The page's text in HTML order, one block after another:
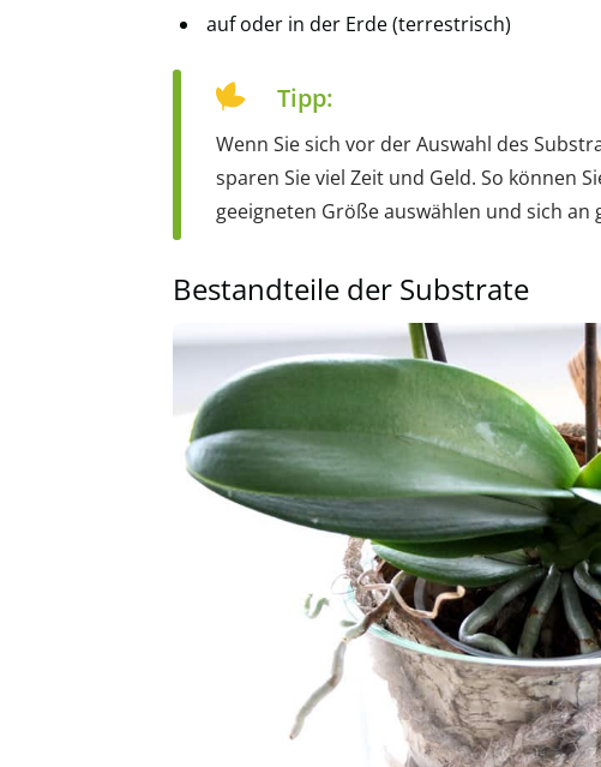
auf oder in der Erde (terrestrisch)
Tipp:
Wenn Sie sich vor der Auswahl des
sparen Sie viel Zeit und Geld. So können
geeigneten Größe auswählen und sich
Bestandteile der Substrate